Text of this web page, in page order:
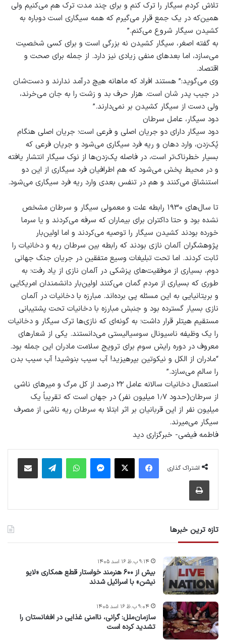
تلاش کردم سیگار را ترک کنم و برای چند مدت ترک هم می‌کنیم ولی
همین‌که در یک جمع قرار می‌گیرم که همه سیگاری است دوباره به
کشیدن سیگار شروع می‌کنم.”
به گفته اصغر، سیگار کشیدن نه بزرگی است و برای کسی شخصیت
می‌سازد، اما بعدهای منفی زیادی نیز دارد. از جمله برای صحت و
اقتصاد.
وی می‌گوید:” هستند افراد که ماهانه هیچ درآمد ندارند و دست‌شان
در جیب پدر شان است. هزار حرف بد و زشت را به جان می‌خرند،
ولی دست از سیگار کشیدن بر نمی‌دارند.”
دود سیگار، عامل سرطان
دود سیگار دارای دو جریان اصلی و فرعی است؛ جریان اصلی هنگام
پُک‌زدن، وارد دهان و ریه فرد سیگاری می‌شود و جریان فرعی که
بسیار خطرناک‌تر است، در فاصله پک‌زدن‌ها از نوک سیگار انتشار یافته
و در محیط پخش می‌شود که هم اطرافیان فرد سیگاری از این دو
استنشاق می‌کنند و هم در تنفس بعدی وارد ریه فرد سیگاری می‌شود.
تا سال‌های ۱۹۳۰ رابطه علت و معمولی سیگار و سرطان مشخص
نشده بود و حتا داکتران برای بیماران که سرفه می‌کردند و یا سرما
خورده بودند کشیدن سیگار را توصیه می‌کردند و اما اولین‌بار
پژوهشگران آلمان نازی بودند که رابطه بین سرطان ریه و دخانیات را
ثابت کردند. اما تحت تبلیغات وسیع متفقین در جریان جنگ جهانی
دوم، بسیاری از موفقیت‌های پزشکی در آلمان نازی از یاد رفت؛ به
طوری که بسیاری از مردم گمان می‌کنند اولین‌بار دانشمندان امریکایی
و بریتانیایی به این مسئله پی برده‌اند. مبارزه با دخانیات در آلمان
نازی بسیار گسترده بود و جنبش مبارزه با دخانیات تحت پشتیبانی
مستقیم هیتلر قرار داشت؛ به گونه‌ای که نازی‌ها ترک سیگار و دخانیات
را یک وظیفه ناسیونال سوسیالیستی می‌دانستند. یکی از شعارهای
معروف در دوره رایش سوم برای ترویج سلامت مادران این جمله بود.
“مادران از الکل و نیکوتین بپرهیزید! آب سیب بنوشید! آب سیب بدن
را سالم می‌سازد.”
استعمال دخانیات سالانه عامل ۲۲ درصد از کل مرگ و میرهای ناشی
از سرطان(حدود ۱٫۷ میلیون نفر) در جهان است که تقریباً یک
میلیون نفر از این قربانیان بر اثر ابتلا به سرطان ریه ناشی از مصرف
سیگار می‌میرند.
فاطمه فیضی- خبرگزاری دید
اشتراک گذاری
فیس بوک پیام رسان واتس آپ
تازه ترین خبرها
بیش از ۶۰۰ هنرمند خواستار قطع همکاری «لایو
نیشن» با اسرائیل شدند
۹:۱۴ ب.ظ ۱۶ اسد ۱۴۰۵
سازمان‌ملل: گرانی، ناامنی غذایی در افغانستان را
تشدید کرده است
۹:۰۴ ب.ظ ۱۶ اسد ۱۴۰۵